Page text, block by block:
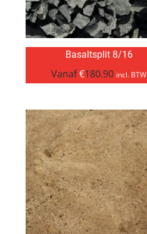
Basaltsplit 8/16
Vanaf€180.90 incl. BTW